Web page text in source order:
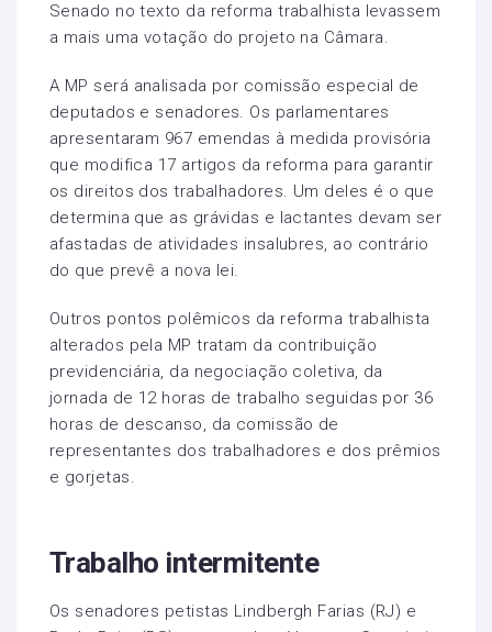
Senado no texto da reforma trabalhista levassem
a mais uma votação do projeto na Câmara.
A MP será analisada por comissão especial de
deputados e senadores. Os parlamentares
apresentaram 967 emendas à medida provisória
que modifica 17 artigos da reforma para garantir
os direitos dos trabalhadores. Um deles é o que
determina que as grávidas e lactantes devam ser
afastadas de atividades insalubres, ao contrário
do que prevê a nova lei.
Outros pontos polêmicos da reforma trabalhista
alterados pela MP tratam da contribuição
previdenciária, da negociação coletiva, da
jornada de 12 horas de trabalho seguidas por 36
horas de descanso, da comissão de
representantes dos trabalhadores e dos prêmios
e gorjetas.
Trabalho intermitente
Os senadores petistas Lindbergh Farias (RJ) e